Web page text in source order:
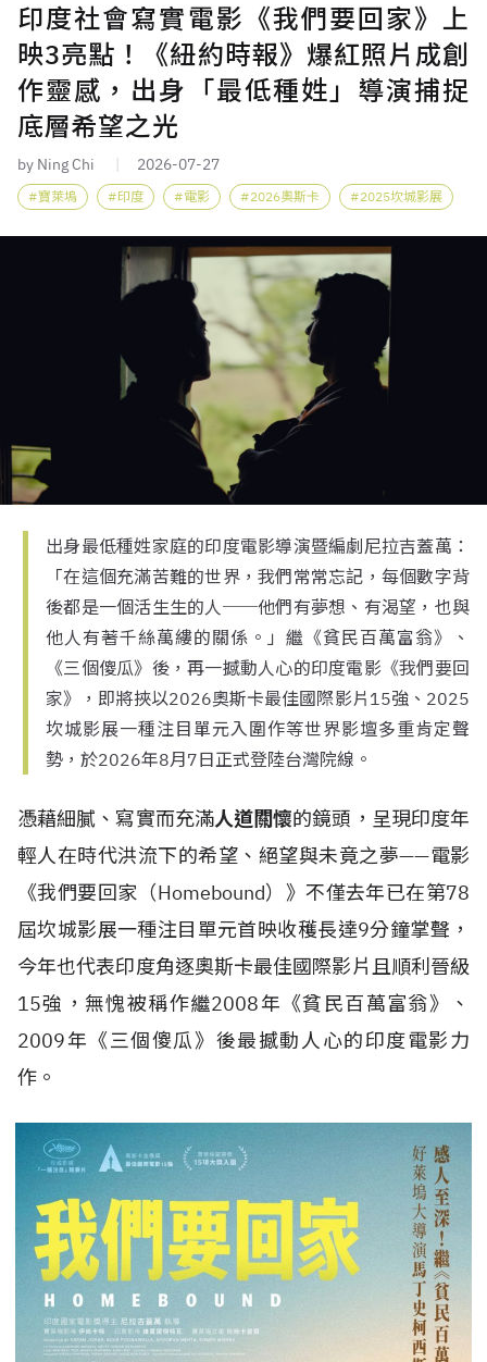
印度社會寫實電影《我們要回家》上
映3亮點！《紐約時報》爆紅照片成創
作靈感，出身「最低種姓」導演捕捉
底層希望之光
by Ning Chi 2026-07-27
寶萊塢 印度 電影 2026奧斯卡 2025坎城影展
出身最低種姓家庭的印度電影導演暨編劇尼拉吉蓋萬：
「在這個充滿苦難的世界，我們常常忘記，每個數字背
後都是一個活生生的人──他們有夢想、有渴望，也與
他人有著千絲萬縷的關係。」繼《貧民百萬富翁》、
《三個傻瓜》後，再一撼動人心的印度電影《我們要回
家》，即將挾以2026奧斯卡最佳國際影片15強、2025
坎城影展一種注目單元入圍作等世界影壇多重肯定聲
勢，於2026年8月7日正式登陸台灣院線。
憑藉細膩、寫實而充滿人道關懷的鏡頭，呈現印度年
輕人在時代洪流下的希望、絕望與未竟之夢——電影
《我們要回家（Homebound）》不僅去年已在第78
屆坎城影展一種注目單元首映收穫長達9分鐘掌聲，
今年也代表印度角逐奧斯卡最佳國際影片且順利晉級
15強，無愧被稱作繼2008年 《貧民百萬富翁》、
2009年《三個傻瓜》後最撼動人心的印度電影力
作。